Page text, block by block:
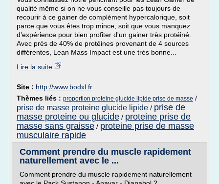
qualité même si on ne vous conseille pas toujours de
recourir à ce gainer de complément hypercalorique, soit
parce que vous êtes trop mince, soit que vous manquez
d'expérience pour bien profiter d'un gainer très protéiné.
Avec près de 40% de protéines provenant de 4 sources
différentes, Lean Mass Impact est une très bonne...
Lire la suite
Site : http://www.bodxl.fr
Thèmes liés : proportion proteine glucide lipide prise de masse /
prise de masse proteine glucide lipide / prise de
masse proteine ou glucide / proteine prise de
masse sans graisse / proteine prise de masse
musculaire rapide
Comment prendre du muscle rapidement
naturellement avec le ...
Comment prendre du muscle rapidement naturellement